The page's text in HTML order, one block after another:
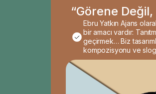
Ebru Yatkın Ajans
bir amacı vardır:
geçirmek… Biz
kompozisyonu ve
“Görene